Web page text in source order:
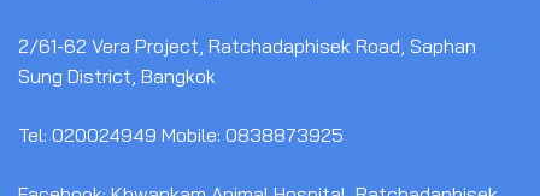
2/61-62 Vera Project, Ratchadaphisek Road, Saphan
Sung District, Bangkok
Tel: 020024949 Mobile: 0838873925